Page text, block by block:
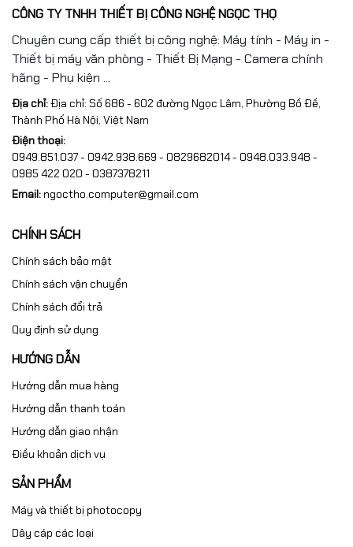
CÔNG TY TNHH THIẾT BỊ CÔNG NGHỆ NGỌC THỌ
Chuyên cung cấp thiết bị công nghệ: Máy tính - Máy in -
Thiết bị máy văn phòng - Thiết Bị Mạng - Camera chính
hãng - Phụ kiện ...
Địa chỉ:Địa chỉ: Số 686 - 602 đường Ngọc Lâm, Phường Bồ Đề,
Thành Phố Hà Nội, Việt Nam
Điện thoại:
0949.851.037 - 0942.938.669 - 0829682014 - 0948.033.948 -
0985 422 020 - 0387378211
Email:ngoctho.computer@gmail.com
CHÍNH SÁCH
Chính sách bảo mật
Chính sách vận chuyển
Chính sách đổi trả
Quy định sử dụng
HƯỚNG DẪN
Hướng dẫn mua hàng
Hướng dẫn thanh toán
Hướng dẫn giao nhận
Điều khoản dịch vụ
SẢN PHẨM
Máy và thiết bị photocopy
Dây cáp các loại